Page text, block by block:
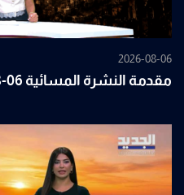
2026-08-06
مقدمة النشرة المسائية 06-08-2026